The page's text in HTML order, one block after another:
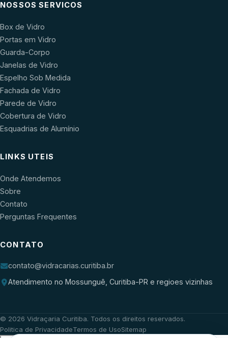
NOSSOS SERVICOS
Box de Vidro
Portas em Vidro
Guarda-Corpo
Janelas de Vidro
Espelho Sob Medida
Fachada de Vidro
Parede de Vidro
Cobertura de Vidro
Esquadrias de Alumínio
LINKS UTEIS
Onde Atendemos
Sobre
Contato
Perguntas Frequentes
CONTATO
contato@vidracarias.curitiba.br
Atendimento no Mossunguê, Curitiba-PR e regioes vizinhas
© 2026 Vidraçaria Curitiba. Todos os direitos reservados.
Politica de PrivacidadeTermos de UsoSitemap